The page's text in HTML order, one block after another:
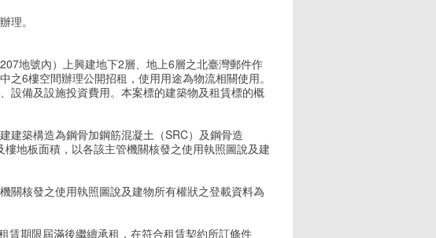
理。
地號內）上興建地下2層、地上6層之北臺灣郵件作
6樓空間辦理公開招租，使用用途為物流相關使用。
設備及設施投資費用。本案標的建築物及租賃標的概
建築構造為鋼骨加鋼筋混凝土（SRC）及鋼骨造
地板面積，以各該主管機關核發之使用執照圖說及建
關核發之使用執照圖說及建物所有權狀之登載資料為
賃期限屆滿後繼續承租，在符合租賃契約所訂條件